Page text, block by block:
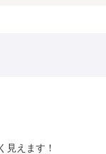
見えます！